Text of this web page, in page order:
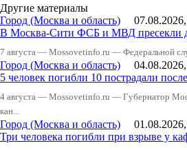
Другие материалы
Город (Москва и область) 07.08.2026,
В Москва-Сити ФСБ и МВД пресекли
7 августа — Mossovetinfo.ru — Федеральной
Город (Москва и область) 04.08.2026,
5 человек погибли 10 пострадали
4 августа — Mossovetinfo.ru — Губернатор
кан...
Город (Москва и область) 01.08.2026,
Три человека погибли при взрыве